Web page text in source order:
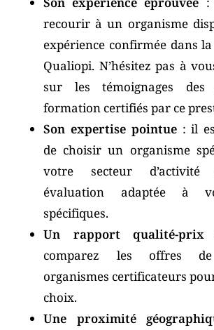
recourir à un organisme
expérience confirmée dans
Qualiopi. N’hésitez pas à
sur les témoignages des
formation certifiés par ce
Son expertise pointue: il
de choisir un organisme
votre secteur
évaluation adaptée à
spécifiques.
Un rapport qualité-prix
comparez les offres
organismes certificateurs
choix.
Une proximité